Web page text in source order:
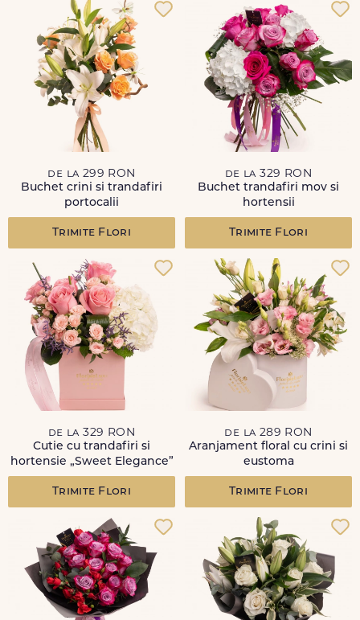
de la 299 RON
Buchet crini si trandafiri
portocalii
Trimite Flori
de la 329 RON
Buchet trandafiri mov si
hortensii
Trimite Flori
de la 329 RON
Cutie cu trandafiri si
hortensie „Sweet Elegance”
Trimite Flori
de la 289 RON
Aranjament floral cu crini si
eustoma
Trimite Flori